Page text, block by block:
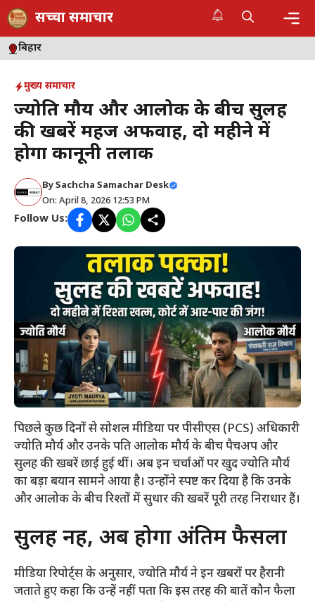
Skip
to
content
सच्चा समाचार
बिहार
मुख्य समाचार
​ज्योति मौर्य और आलोक के बीच सुलह
की खबरें महज अफवाह, दो महीने में
होगा कानूनी तलाक
BySachcha Samachar Desk
On: April 8, 2026 12:53 PM
Follow Us:
पिछले कुछ दिनों से सोशल मीडिया पर पीसीएस (PCS) अधिकारी
ज्योति मौर्य और उनके पति आलोक मौर्य के बीच पैचअप और
सुलह की खबरें छाई हुई थीं। अब इन चर्चाओं पर खुद ज्योति मौर्य
का बड़ा बयान सामने आया है। उन्होंने स्पष्ट कर दिया है कि उनके
और आलोक के बीच रिश्तों में सुधार की खबरें पूरी तरह निराधार हैं।
​सुलह नहीं, अब होगा अंतिम फैसला
​मीडिया रिपोर्ट्स के अनुसार, ज्योति मौर्य ने इन खबरों पर हैरानी
जताते हुए कहा कि उन्हें नहीं पता कि इस तरह की बातें कौन फैला